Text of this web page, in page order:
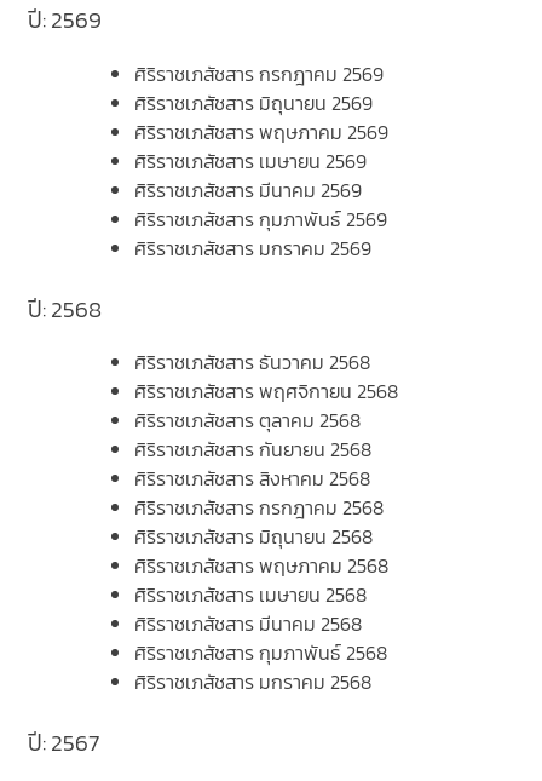
ปี: 2569
ศิริราชเภสัชสาร กรกฎาคม 2569
ศิริราชเภสัชสาร มิถุนายน 2569
ศิริราชเภสัชสาร พฤษภาคม 2569
ศิริราชเภสัชสาร เมษายน 2569
ศิริราชเภสัชสาร มีนาคม 2569
ศิริราชเภสัชสาร กุมภาพันธ์ 2569
ศิริราชเภสัชสาร มกราคม 2569
ปี: 2568
ศิริราชเภสัชสาร ธันวาคม 2568
ศิริราชเภสัชสาร พฤศจิกายน 2568
ศิริราชเภสัชสาร ตุลาคม 2568
ศิริราชเภสัชสาร กันยายน 2568
ศิริราชเภสัชสาร สิงหาคม 2568
ศิริราชเภสัชสาร กรกฎาคม 2568
ศิริราชเภสัชสาร มิถุนายน 2568
ศิริราชเภสัชสาร พฤษภาคม 2568
ศิริราชเภสัชสาร เมษายน 2568
ศิริราชเภสัชสาร มีนาคม 2568
ศิริราชเภสัชสาร กุมภาพันธ์ 2568
ศิริราชเภสัชสาร มกราคม 2568
ปี: 2567